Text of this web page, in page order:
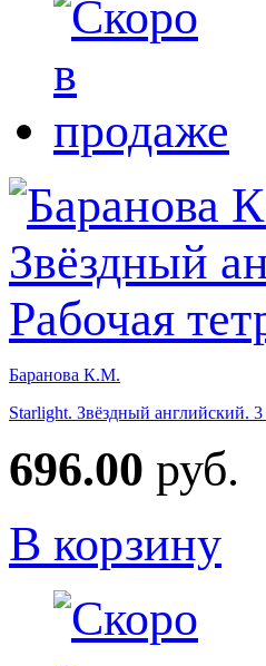
Баранова К.М.
Starlight. Звёздный английский.
696.00 руб.
В корзину